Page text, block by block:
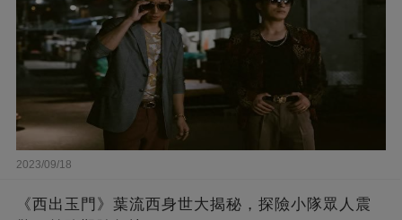
2023/09/18
《西出玉門》葉流西身世大揭秘，探險小隊眾人震